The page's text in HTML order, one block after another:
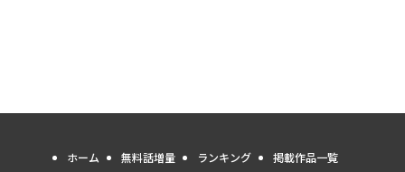
ホーム 無料話増量 ランキング 掲載作品一覧